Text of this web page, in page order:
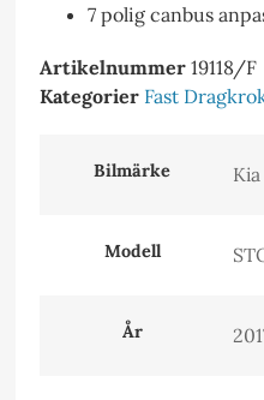
7 polig canbus
Artikelnummer 19118/F
Kategorier Fast
Bilmärke
Modell
År